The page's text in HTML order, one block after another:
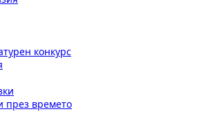
конкурс
през времето